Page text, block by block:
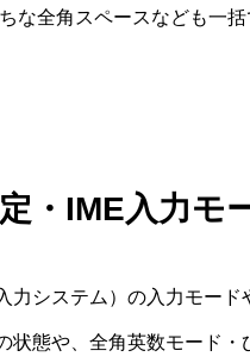
な全角スペースなども一
・IME入力モ
力システム）の入力モード
状態や、全角英数モード